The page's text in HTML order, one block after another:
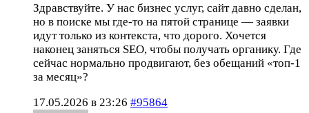
Здравствуйте. У нас бизнес услуг, сайт давно сделан,
но в поиске мы где-то на пятой странице — заявки
идут только из контекста, что дорого. Хочется
наконец заняться SEO, чтобы получать органику. Где
сейчас нормально продвигают, без обещаний «топ-1
за месяц»?
17.05.2026 в 23:26 #95864